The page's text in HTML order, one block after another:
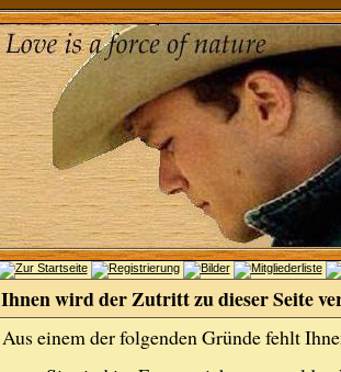
Ihnen wird der Zutritt zu dieser Seite
Aus einem der folgenden Gründe fehlt